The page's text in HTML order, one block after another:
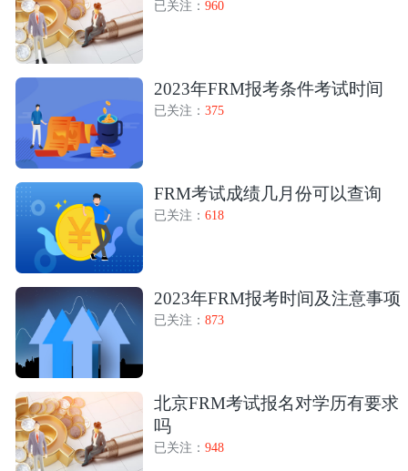
已关注： 960
2023年FRM报考条件考试时间
已关注： 375
FRM考试成绩几月份可以查询
已关注： 618
2023年FRM报考时间及注意事项
已关注： 873
北京FRM考试报名对学历有要求
吗
已关注： 948